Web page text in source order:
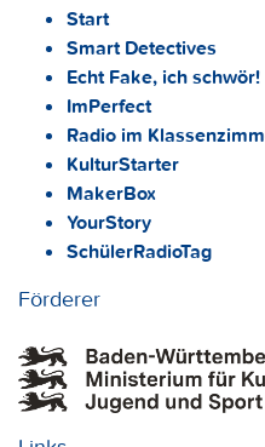
Start
Smart Detectives
Echt Fake, ich schwör!
ImPerfect
Radio im
KulturStarter
MakerBox
YourStory
SchülerRadioTag
Förderer